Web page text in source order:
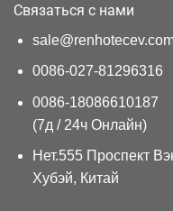
Связаться с нами
0086-027-81296316
0086-18086610187
(7д / 24ч Онлайн)
Нет.555 Проспект
Хубэй, Китай